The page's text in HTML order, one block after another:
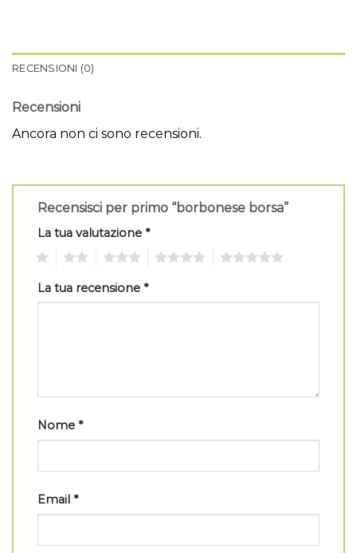
RECENSIONI (0)
Recensioni
Ancora non ci sono recensioni.
Recensisci per primo “borbonese borsa”
La tua valutazione *
La tua recensione *
Nome *
Email *